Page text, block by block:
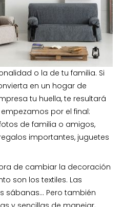
o la de tu familia. Si
en un hogar de
tu huella, te resultará
por el final:
de familia o amigos,
importantes, juguetes
de cambiar la decoración
son los textiles. Las
sábanas… Pero también